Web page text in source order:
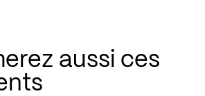
aussi ces